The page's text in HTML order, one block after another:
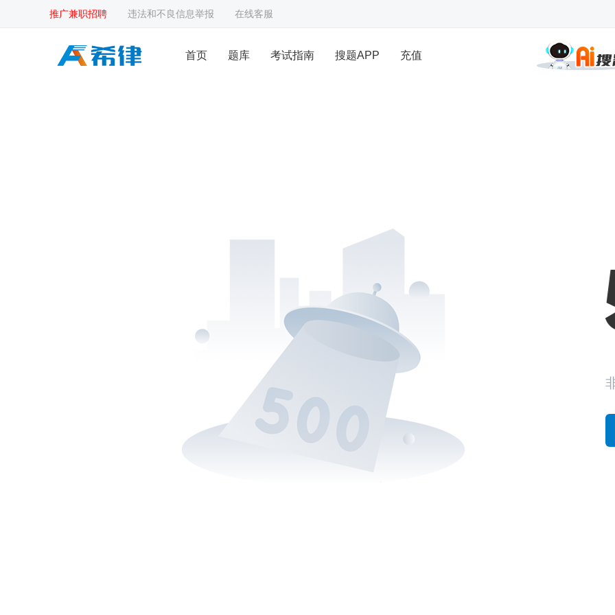
推广兼职招聘 违法和不良信息举报 在线客服
首页 题库 考试指南 搜题APP 充值